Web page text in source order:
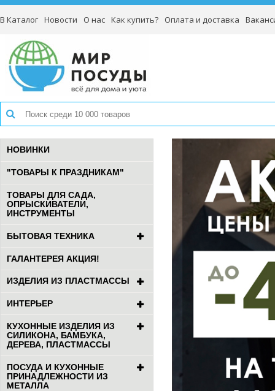
В Каталог Новости О нас Как купить? Оплата и доставка
НОВИНКИ
"ТОВАРЫ К ПРАЗДНИКАМ"
ТОВАРЫ ДЛЯ САДА,
ОПРЫСКИВАТЕЛИ,
ИНСТРУМЕНТЫ
БЫТОВАЯ ТЕХНИКА
ГАЛАНТЕРЕЯ АКЦИЯ!
ИЗДЕЛИЯ ИЗ ПЛАСТМАССЫ
ИНТЕРЬЕР
КУХОННЫЕ ИЗДЕЛИЯ ИЗ
СИЛИКОНА, БАМБУКА,
ДЕРЕВА, ПЛАСТМАССЫ
ПОСУДА И КУХОННЫЕ
ПРИНАДЛЕЖНОСТИ ИЗ
МЕТАЛЛА